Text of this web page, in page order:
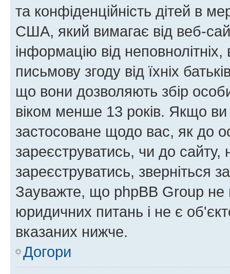
та конфіденційність дітей в
США, який вимагає від веб-
інформацію від
письмову згоду від їхніх
що вони дозволяють збір
віком менше 13 років. Якщо
застосоване щодо вас, як до
зареєструватись, чи до
зареєструватись, зверніться
Зауважте, що phpBB Group не
юридичних питань і не є
вказаних нижче.
Догори